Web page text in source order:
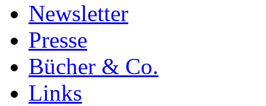
Newsletter
Presse
Bücher & Co.
Links